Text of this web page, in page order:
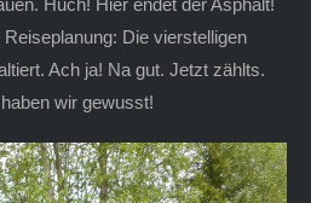
Die vierstelligen
Ach ja! Na gut. Jetzt zählts.
wir gewusst!